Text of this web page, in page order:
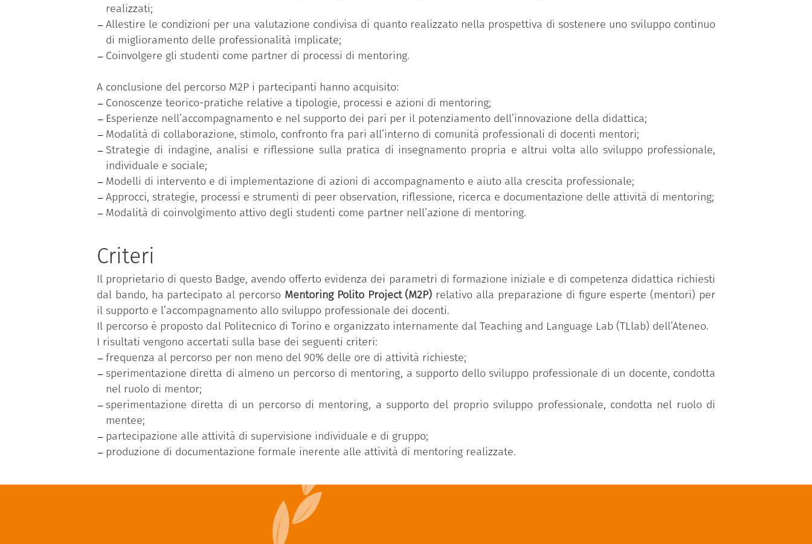
realizzati;
Allestire le condizioni per una valutazione condivisa di quanto realizzato nella prospettiva di sostenere uno sviluppo continuo
di miglioramento delle professionalità implicate;
Coinvolgere gli studenti come partner di processi di mentoring.
A conclusione del percorso M2P i partecipanti hanno acquisito:
Conoscenze teorico-pratiche relative a tipologie, processi e azioni di mentoring;
Esperienze nell’accompagnamento e nel supporto dei pari per il potenziamento dell’innovazione della didattica;
Modalità di collaborazione, stimolo, confronto fra pari all’interno di comunità professionali di docenti mentori;
Strategie di indagine, analisi e riflessione sulla pratica di insegnamento propria e altrui volta allo sviluppo professionale,
individuale e sociale;
Modelli di intervento e di implementazione di azioni di accompagnamento e aiuto alla crescita professionale;
Approcci, strategie, processi e strumenti di peer observation, riflessione, ricerca e documentazione delle attività di mentoring;
Modalità di coinvolgimento attivo degli studenti come partner nell’azione di mentoring.
Criteri
Il proprietario di questo Badge, avendo offerto evidenza dei parametri di formazione iniziale e di competenza didattica richiesti
dal bando, ha partecipato al percorso Mentoring Polito Project (M2P) relativo alla preparazione di figure esperte (mentori) per
il supporto e l’accompagnamento allo sviluppo professionale dei docenti.
Il percorso è proposto dal Politecnico di Torino e organizzato internamente dal Teaching and Language Lab (TLlab) dell’Ateneo.
I risultati vengono accertati sulla base dei seguenti criteri:
frequenza al percorso per non meno del 90% delle ore di attività richieste;
sperimentazione diretta di almeno un percorso di mentoring, a supporto dello sviluppo professionale di un docente, condotta
nel ruolo di mentor;
sperimentazione diretta di un percorso di mentoring, a supporto del proprio sviluppo professionale, condotta nel ruolo di
mentee;
partecipazione alle attività di supervisione individuale e di gruppo;
produzione di documentazione formale inerente alle attività di mentoring realizzate.